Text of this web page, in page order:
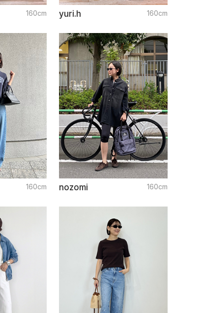
160cm yuri.h 160cm
160cm nozomi 160cm